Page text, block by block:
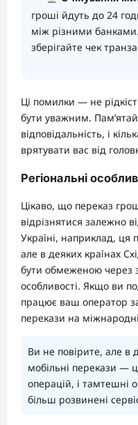
гроші йдуть до 24
між різними
зберігайте чек
Ці помилки — не
бути уважним.
відповідальність, і
врятувати вас від
Регіональні
Цікаво, що переказ
відрізнятися залежно
Україні, наприклад, ця
але в деяких країнах
бути обмеженою через
особливості. Якщо ви
працює ваш оператор
перекази на
Ви не повірите, але в
мобільні перекази —
операцій, і тамтешні
більш розвинені